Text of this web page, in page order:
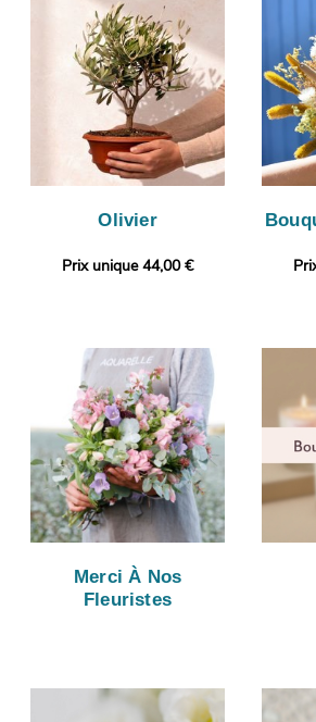
Olivier
Prix unique 44,00 €
Merci À Nos
Fleuristes